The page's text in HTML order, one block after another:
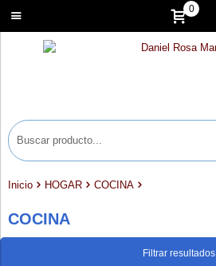
0
Inicio HOGAR COCINA
COCINA
Filtrar resultados